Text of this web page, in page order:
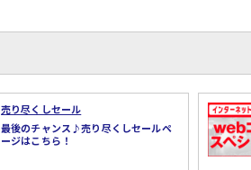
売り尽くしセール
最後のチャンス♪売り尽くしセールペ
ージはこちら！